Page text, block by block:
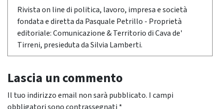
Rivista on line di politica, lavoro, impresa e società
fondata e diretta da Pasquale Petrillo - Proprietà
editoriale: Comunicazione & Territorio di Cava de'
Tirreni, presieduta da Silvia Lamberti.
Lascia un commento
Il tuo indirizzo email non sarà pubblicato. I campi